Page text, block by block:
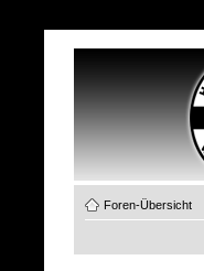
Foren-Übersicht